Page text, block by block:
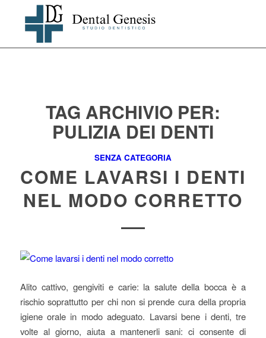
TAG ARCHIVIO PER:
PULIZIA DEI DENTI
SENZA CATEGORIA
COME LAVARSI I DENTI
NEL MODO CORRETTO
Alito cattivo, gengiviti e carie: la salute della bocca è a
rischio soprattutto per chi non si prende cura della propria
igiene orale in modo adeguato. Lavarsi bene i denti, tre
volte al giorno, aiuta a mantenerli sani: ci consente di